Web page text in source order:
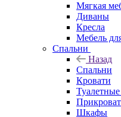
Мягкая
Диваны
Кресла
Мебель
Спальни
Назад
Спальни
Кровати
Шкафы